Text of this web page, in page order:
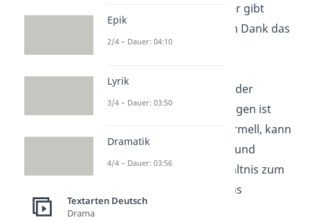
Hochwertiges Papier gibt
deinem schriftlichen Dank das
gewisse Etwas.
Per E-Mail oder
WhatsApp Danke sagen ist
deutlich weniger formell, kann
aber je nach Anlass und
persönlichem Verhältnis zum
Empfänger durchaus
Epik
2/4 – Dauer: 04:10
Lyrik
3/4 – Dauer: 03:50
Dramatik
4/4 – Dauer: 03:56
Textarten Deutsch
Drama